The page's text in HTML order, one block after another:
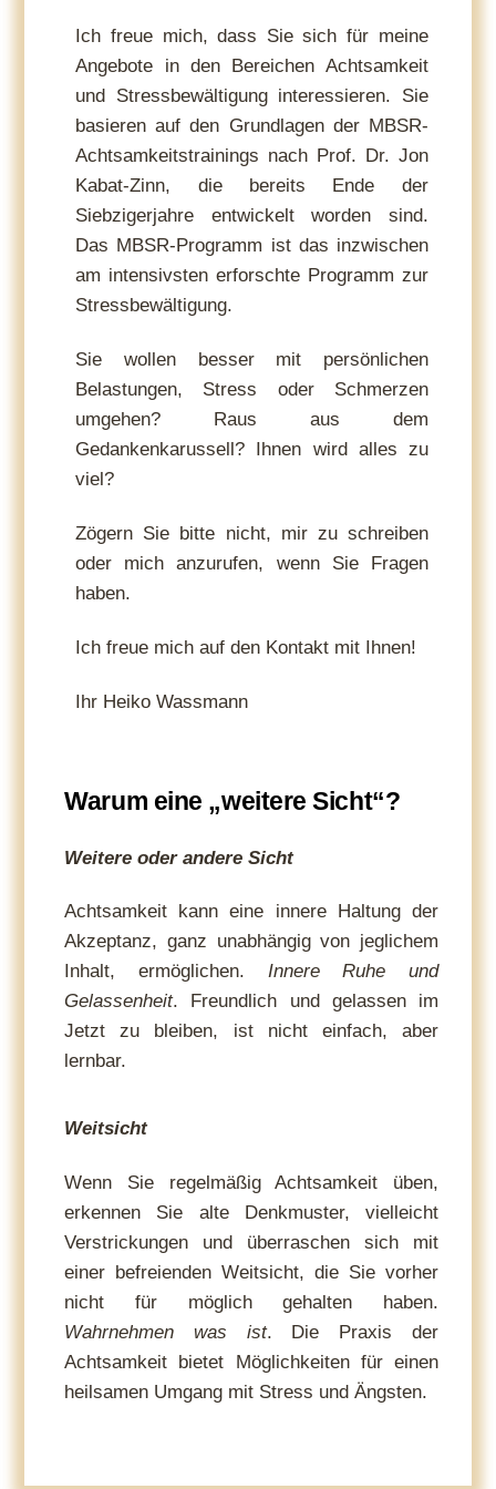
Ich freue mich, dass Sie sich für meine
Angebote in den Bereichen Achtsamkeit
und Stressbewältigung interessieren. Sie
basieren auf den Grundlagen der MBSR-
Achtsamkeitstrainings nach Prof. Dr. Jon
Kabat-Zinn, die bereits Ende der
Siebzigerjahre entwickelt worden sind.
Das MBSR-Programm ist das inzwischen
am intensivsten erforschte Programm zur
Stressbewältigung.
Sie wollen besser mit persönlichen
Belastungen, Stress oder Schmerzen
umgehen? Raus aus dem
Gedankenkarussell? Ihnen wird alles zu
viel?
Zögern Sie bitte nicht, mir zu schreiben
oder mich anzurufen, wenn Sie Fragen
haben.
Ich freue mich auf den Kontakt mit Ihnen!
Ihr Heiko Wassmann
Warum eine „weitere Sicht“?
Weitere oder andere Sicht
Achtsamkeit kann eine innere Haltung der
Akzeptanz, ganz unabhängig von jeglichem
Inhalt, ermöglichen. Innere Ruhe und
Gelassenheit. Freundlich und gelassen im
Jetzt zu bleiben, ist nicht einfach, aber
lernbar.
Weitsicht
Wenn Sie regelmäßig Achtsamkeit üben,
erkennen Sie alte Denkmuster, vielleicht
Verstrickungen und überraschen sich mit
einer befreienden Weitsicht, die Sie vorher
nicht für möglich gehalten haben.
Wahrnehmen was ist. Die Praxis der
Achtsamkeit bietet Möglichkeiten für einen
heilsamen Umgang mit Stress und Ängsten.